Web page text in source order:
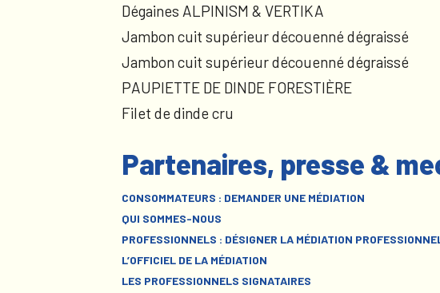
Dégaines ALPINISM & VERTIKA
Jambon cuit supérieur découenné dégraissé
Jambon cuit supérieur découenné dégraissé
PAUPIETTE DE DINDE FORESTIÈRE
Filet de dinde cru
Partenaires, presse &
CONSOMMATEURS : DEMANDER UNE MÉDIATION
QUI SOMMES-NOUS
PROFESSIONNELS : DÉSIGNER LA MÉDIATION
L’OFFICIEL DE LA MÉDIATION
LES PROFESSIONNELS SIGNATAIRES